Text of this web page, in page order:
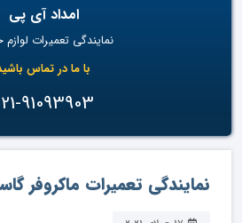
امداد آی پی
نمایندگی تعمیرات لوازم
با ما در تماس
91093903
نمایندگی تعمیرات ماکروفر